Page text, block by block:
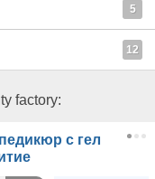
5
12
factory:
с гел